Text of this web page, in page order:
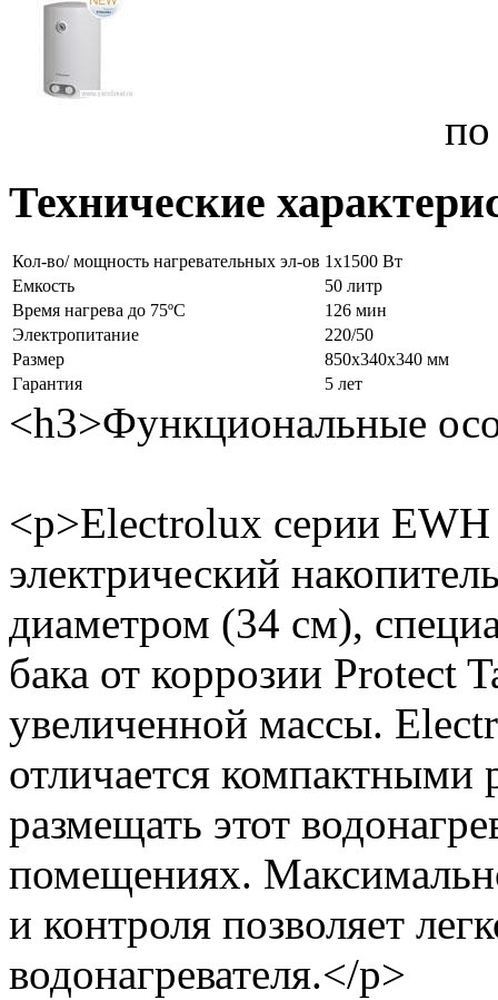
по
Технические
Кол-во/ мощность нагревательных эл-ов 1x1500 Вт
Емкость
50 литр
Время нагрева до 75ºС
126 мин
Электропитание
220/50
Размер
850x340x340 мм
Гарантия
5 лет
<h3>Функциональные
<p>Electrolux серии
электрический
диаметром (34 см),
бака от коррозии Protect
увеличенной массы.
отличается компактными
размещать этот
помещениях.
и контроля позволяет
водонагревателя.</p>